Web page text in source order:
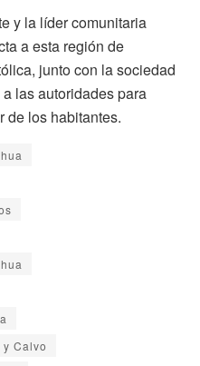
y la líder comunitaria
a esta región de
junto con la sociedad
las autoridades para
de los habitantes.
Calvo